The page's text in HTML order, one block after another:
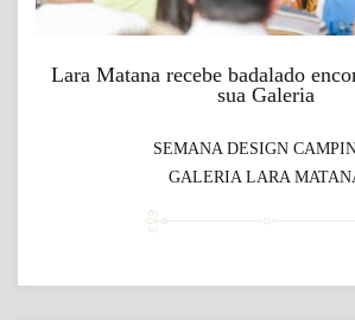
Lara Matana recebe badalado
sua Galeria
SEMANA DESIGN
GALERIA LARA